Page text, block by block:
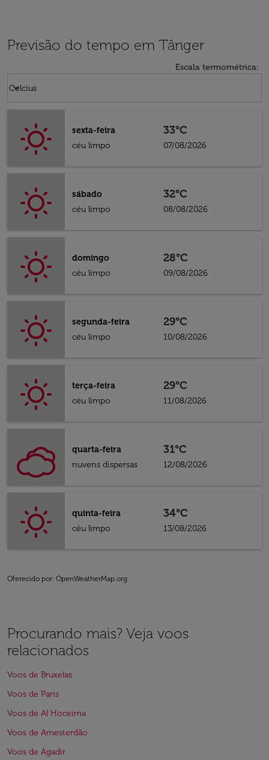
Previsão do tempo em Tânger
Escala termométrica:
Celcius
keyboard_arrow_down
sexta-feira
céu limpo
33°C
07/08/2026
sábado
céu limpo
32°C
08/08/2026
domingo
céu limpo
28°C
09/08/2026
segunda-feira
céu limpo
29°C
10/08/2026
terça-feira
céu limpo
29°C
11/08/2026
quarta-feira
nuvens dispersas
31°C
12/08/2026
quinta-feira
céu limpo
34°C
13/08/2026
Oferecido por: OpenWeatherMap.org
Procurando mais? Veja voos
relacionados
Voos de Bruxelas
Voos de Paris
Voos de Al Hoceima
Voos de Amesterdão
Voos de Agadir